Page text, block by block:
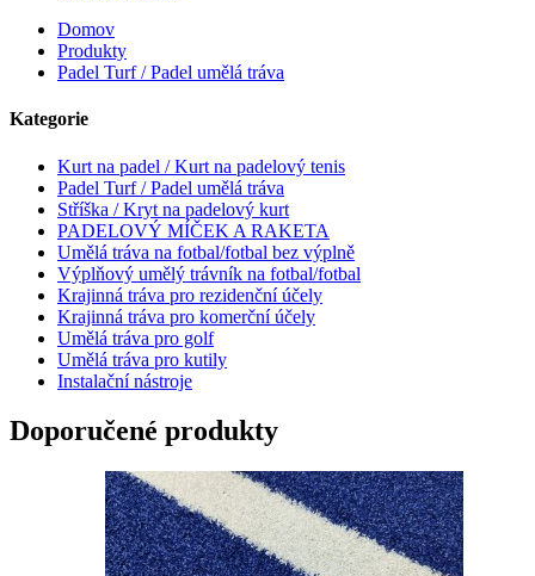
Domov
Produkty
Padel Turf / Padel umělá tráva
Kategorie
Kurt na padel / Kurt na padelový tenis
Padel Turf / Padel umělá tráva
Stříška / Kryt na padelový kurt
PADELOVÝ MÍČEK A RAKETA
Umělá tráva na fotbal/fotbal bez výplně
Výplňový umělý trávník na fotbal/fotbal
Krajinná tráva pro rezidenční účely
Krajinná tráva pro komerční účely
Umělá tráva pro golf
Umělá tráva pro kutily
Instalační nástroje
Doporučené produkty